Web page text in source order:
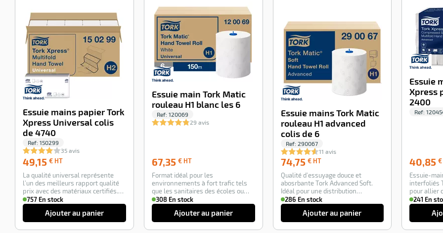
Essuie
mains
papier
Tork
Xpress
Universal
colis de
4740
Ref:150299
49,15
€
HT 49,15
€
HT
La
qualité
universal
représente
l’un
des
meilleurs
rapport
qualité
avec
des
757 En
stock
Ajouter
au
panier
Essuie mains papier Tork
Xpress Universal colis
de 4740
Ref: 150299
35 avis
49,15 € HT
HT
La qualité universal représente
l’un des meilleurs rapport qualité
prix avec des matériaux certifiés.
Col…
757 En stock
Ajouter au panier
Essuie main Tork Matic
rouleau H1 blanc les 6
Ref: 120069
29 avis
67,35 € HT
HT
Format idéal pour les
environnements à fort trafic tels
que les sanitaires des écoles ou
des aéroports, g…
308 En stock
Ajouter au panier
Essuie mains Tork Matic
rouleau H1 advanced
colis de 6
Ref: 290067
11 avis
74,75 € HT
HT
Qualité d’essuyage douce et
abosrbante Tork Advanced Soft.
Idéal pour une distribution
contrôlée et une h…
286 En stock
Ajouter au panier
Essuie
Xpress
2400
Ref:
40,85 €
Essuie-
interfoliés
pour allier
respect de
241 En